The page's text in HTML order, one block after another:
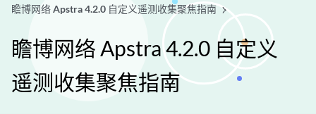
瞻博网络 Apstra 4.2.0 自定义遥测收集聚焦指南
瞻博网络 Apstra 4.2.0 自定义
遥测收集聚焦指南